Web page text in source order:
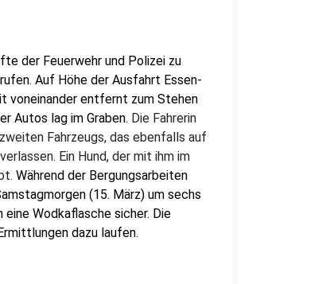
der Feuerwehr und Polizei zu
Auf Höhe der Ausfahrt Essen-
voneinander entfernt zum Stehen
Autos lag im Graben. Die Fahrerin
Fahrzeugs, das ebenfalls auf
Ein Hund, der mit ihm im
Während der Bergungsarbeiten
(15. März) um sechs
Wodkaflasche sicher. Die
dazu laufen.